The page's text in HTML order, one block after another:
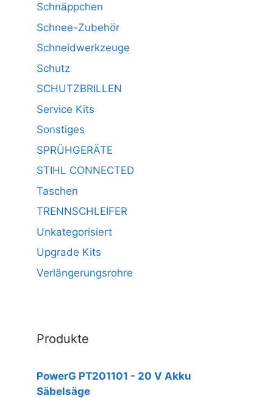
Schnäppchen
Schnee-Zubehör
Schneidwerkzeuge
Schutz
SCHUTZBRILLEN
Service Kits
Sonstiges
SPRÜHGERÄTE
STIHL CONNECTED
Taschen
TRENNSCHLEIFER
Unkategorisiert
Upgrade Kits
Verlängerungsrohre
Produkte
PowerG PT201101 - 20 V Akku
Säbelsäge